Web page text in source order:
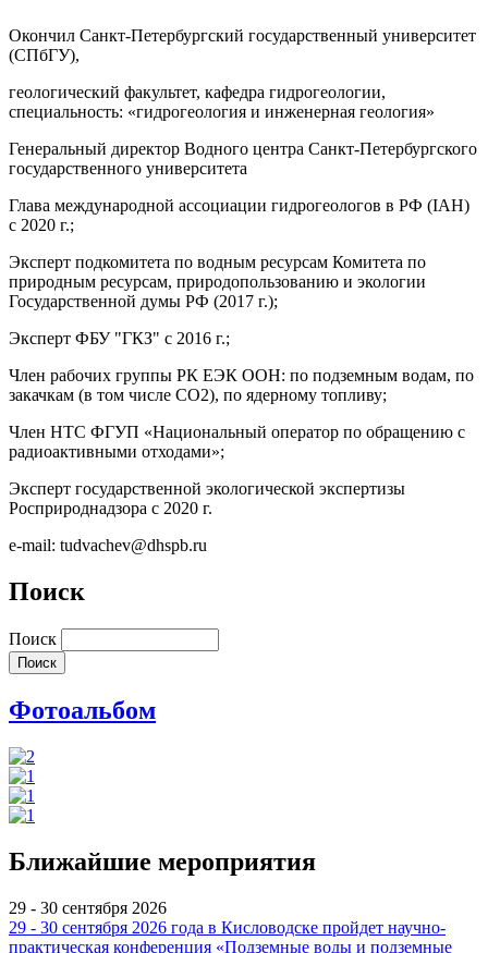
Окончил Санкт-Петербургский государственный университет
(СПбГУ),
геологический факультет, кафедра гидрогеологии,
специальность: «гидрогеология и инженерная геология»
Генеральный директор Водного центра Санкт-Петербургского
государственного университета
Глава международной ассоциации гидрогеологов в РФ (IAH)
c 2020 г.;
Эксперт подкомитета по водным ресурсам Комитета по
природным ресурсам, природопользованию и экологии
Государственной думы РФ (2017 г.);
Эксперт ФБУ "ГКЗ" с 2016 г.;
Член рабочих группы РК ЕЭК ООН: по подземным водам, по
закачкам (в том числе СО2), по ядерному топливу;
Член НТС ФГУП «Национальный оператор по обращению с
радиоактивными отходами»;
Эксперт государственной экологической экспертизы
Росприроднадзора с 2020 г.
e-mail: tudvachev@dhspb.ru
Поиск
Поиск
Фотоальбом
Ближайшие мероприятия
29 - 30 сентября 2026
29 - 30 сентября 2026 года в Кисловодске пройдет научно-
практическая конференция «Подземные воды и подземные